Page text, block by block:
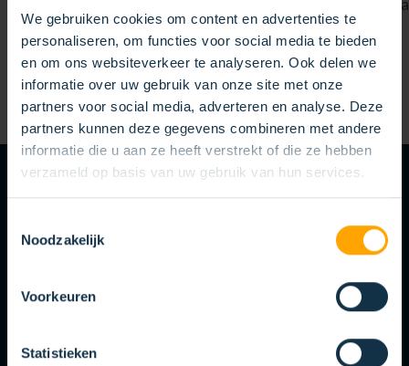
We gebruiken cookies om content en advertenties te
personaliseren, om functies voor social media te bieden
en om ons websiteverkeer te analyseren. Ook delen we
informatie over uw gebruik van onze site met onze
partners voor social media, adverteren en analyse. Deze
partners kunnen deze gegevens combineren met andere
informatie die u aan ze heeft verstrekt of die ze hebben
verzameld op basis van uw gebruik van hun services.
Noodzakelijk
Voorkeuren
Statistieken
KUNDENSPEZIFISCHE BÜRSTENLÖSUNGEN
PERSONALISIERUNG PASST
AM BESTEN
Jedes Unternehmen steht vor einzigartigen
Herausforderungen. Wir setzen uns für Ihren Prozess ein,
indem wir Ihr gewünschtes Ergebnis berücksichtigen. So